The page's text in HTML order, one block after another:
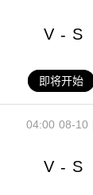
V - S
即将开始
08-10
04:00
V - S